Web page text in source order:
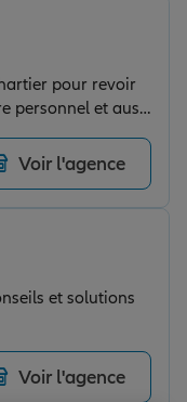
pour revoir
personnel et aussi
d’hôtes et
très
les services de
Voir l'agence
et solutions
Voir l'agence